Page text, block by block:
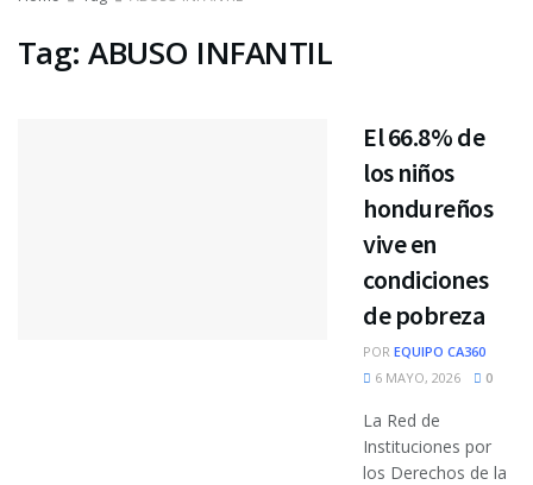
Tag:ABUSO INFANTIL
El 66.8% de
los niños
hondureños
vive en
condiciones
de pobreza
POR EQUIPO CA360
6 MAYO, 2026
0
La Red de
Instituciones por
los Derechos de la